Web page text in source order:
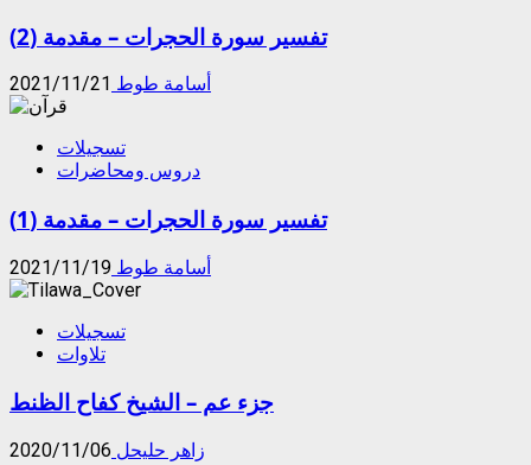
تفسير سورة الحجرات – مقدمة (2)
أسامة طوط 2021/11/21
تسجيلات
دروس ومحاضرات
تفسير سورة الحجرات – مقدمة (1)
أسامة طوط 2021/11/19
تسجيلات
تلاوات
جزء عم – الشيخ كفاح الظنط
زاهر حليحل 2020/11/06